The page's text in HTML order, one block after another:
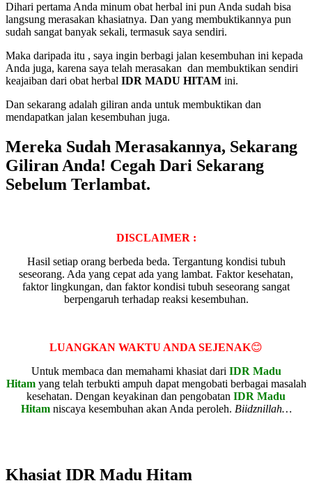
Dihari pertama Anda minum obat herbal ini pun Anda sudah bisa
langsung merasakan khasiatnya. Dan yang membuktikannya pun
sudah sangat banyak sekali, termasuk saya sendiri.
Maka daripada itu , saya ingin berbagi jalan kesembuhan ini kepada
Anda juga, karena saya telah merasakan dan membuktikan sendiri
keajaiban dari obat herbal IDR MADU HITAM ini.
Dan sekarang adalah giliran anda untuk membuktikan dan
mendapatkan jalan kesembuhan juga.
Mereka Sudah Merasakannya, Sekarang
Giliran Anda! Cegah Dari Sekarang
Sebelum Terlambat.
DISCLAIMER :
Hasil setiap orang berbeda beda. Tergantung kondisi tubuh
seseorang. Ada yang cepat ada yang lambat. Faktor kesehatan,
faktor lingkungan, dan faktor kondisi tubuh seseorang sangat
berpengaruh terhadap reaksi kesembuhan.
LUANGKAN WAKTU ANDA SEJENAK😊
Untuk membaca dan memahami khasiat dari IDR Madu
Hitamyang telah terbukti ampuh dapat mengobati berbagai masalah
kesehatan. Dengan keyakinan dan pengobatan IDR Madu
Hitamniscaya kesembuhan akan Anda peroleh. Biidznillah…
Khasiat IDR Madu Hitam